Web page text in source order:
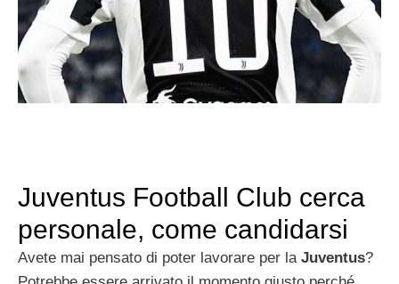
Juventus Football Club cerca
personale, come candidarsi
Avete mai pensato di poter lavorare per la Juventus?